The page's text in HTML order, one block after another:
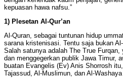
kepuasan hawa nafsu.”
1) Plesetan Al-Qur’an
Al-Quran, sebagai tuntunan hidup
sarana kristenisasi. Tentu saja bukan
Salah satunya adalah The True
dan menggegerkan publik Jawa Timur,
buatan Evangelis (Ev) Anis Shorrosh
Tajassud, Al-Muslimun, dan Al-